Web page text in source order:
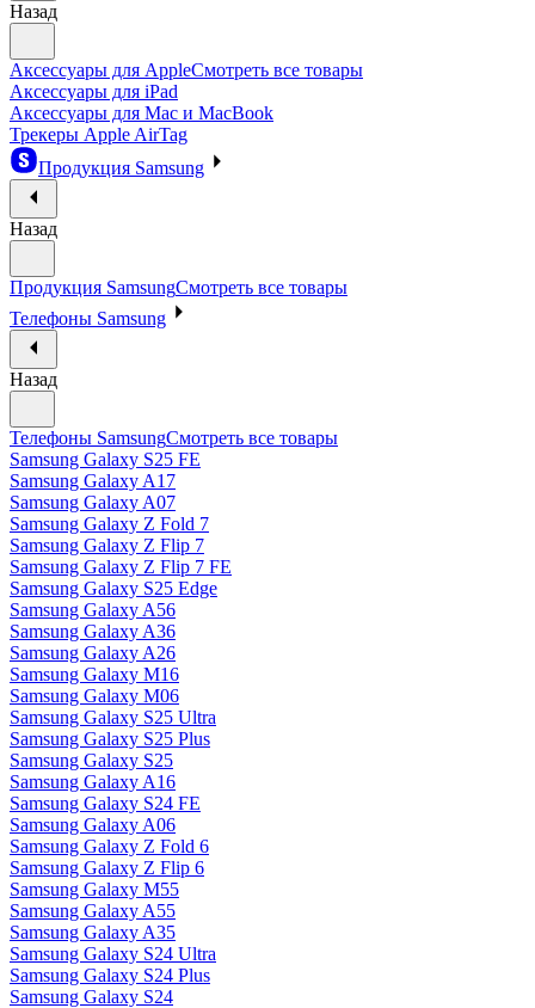
Назад
Аксессуары для AppleСмотреть все товары
Аксессуары для iPad
Аксессуары для Mac и MacBook
Трекеры Apple AirTag
Продукция Samsung
Назад
Продукция SamsungСмотреть все товары
Телефоны Samsung
Назад
Телефоны SamsungСмотреть все товары
Samsung Galaxy S25 FE
Samsung Galaxy A17
Samsung Galaxy A07
Samsung Galaxy Z Fold 7
Samsung Galaxy Z Flip 7
Samsung Galaxy Z Flip 7 FE
Samsung Galaxy S25 Edge
Samsung Galaxy A56
Samsung Galaxy A36
Samsung Galaxy A26
Samsung Galaxy M16
Samsung Galaxy M06
Samsung Galaxy S25 Ultra
Samsung Galaxy S25 Plus
Samsung Galaxy S25
Samsung Galaxy A16
Samsung Galaxy S24 FE
Samsung Galaxy A06
Samsung Galaxy Z Fold 6
Samsung Galaxy Z Flip 6
Samsung Galaxy M55
Samsung Galaxy A55
Samsung Galaxy A35
Samsung Galaxy S24 Ultra
Samsung Galaxy S24 Plus
Samsung Galaxy S24